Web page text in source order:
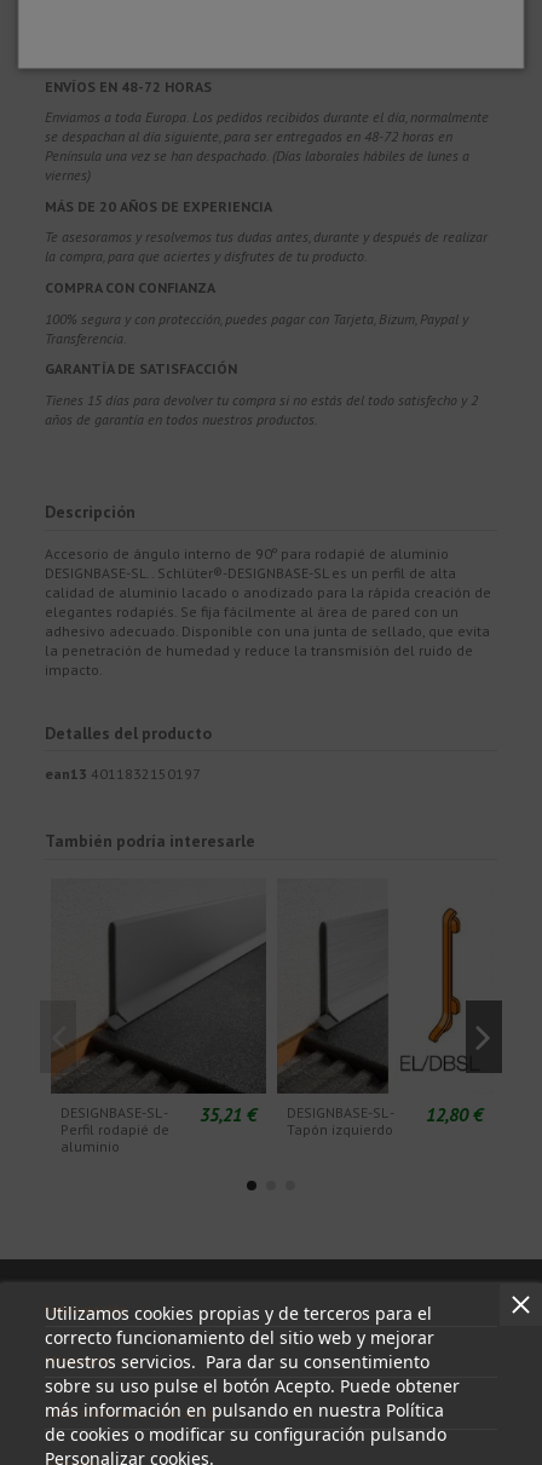
ENVÍOS EN 48-72 HORAS
Enviamos a toda Europa. Los pedidos recibidos durante el día, normalmente
se despachan al día siguiente, para ser entregados en 48-72 horas en
Península una vez se han despachado. (Días laborales hábiles de lunes a
viernes)
MÁS DE 20 AÑOS DE EXPERIENCIA
Te asesoramos y resolvemos tus dudas antes, durante y después de realizar
la compra, para que aciertes y disfrutes de tu producto.
COMPRA CON CONFIANZA
100% segura y con protección, puedes pagar con Tarjeta, Bizum, Paypal y
Transferencia.
GARANTÍA DE SATISFACCIÓN
Tienes 15 días para devolver tu compra si no estás del todo satisfecho y 2
años de garantía en todos nuestros productos.
Descripción
Accesorio de ángulo interno de 90º para rodapié de aluminio
DESIGNBASE-SL.. Schlüter®-DESIGNBASE-SL es un perfil de alta
calidad de aluminio lacado o anodizado para la rápida creación de
elegantes rodapiés. Se fija fácilmente al área de pared con un
adhesivo adecuado. Disponible con una junta de sellado, que evita
la penetración de humedad y reduce la transmisión del ruido de
impacto.
Detalles del producto
ean13 4011832150197
También podría interesarle
DESIGNBASE-SL -
Perfil rodapié de
aluminio
35,21 €
DESIGNBASE-SL -
Tapón izquierdo
12,80 €
Utilizamos cookies propias y de terceros para el
correcto funcionamiento del sitio web y mejorar
nuestros servicios. Para dar su consentimiento
sobre su uso pulse el botón Acepto. Puede obtener
más información en pulsando en nuestra Política
de cookies o modificar su configuración pulsando
Personalizar cookies.
Información
Mi cuenta
Información de contacto